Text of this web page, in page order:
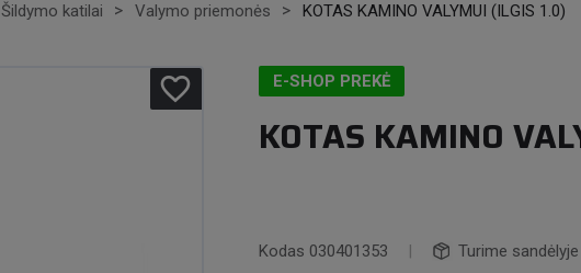
Šildymo katilai Valymo priemonės KOTAS KAMINO VALYMUI (ILGIS 1.0)
favorite_border E-SHOP PREKĖ
KOTAS KAMINO
Kodas 030401353 | Turime sandėlyje